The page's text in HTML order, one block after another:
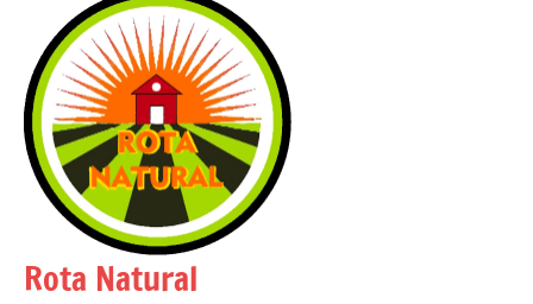
conteúdo
Rota Natural